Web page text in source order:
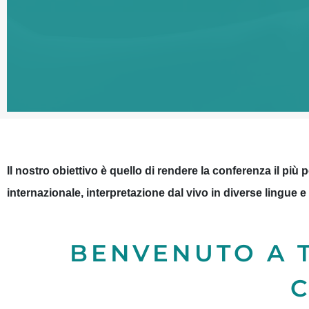
CHE
CHE
CHE
CHE
CHE
CHE
Il nostro obiettivo è quello di rendere la conferenza il
internazionale, interpretazione dal vivo in diverse lingue
BENVENUTO A